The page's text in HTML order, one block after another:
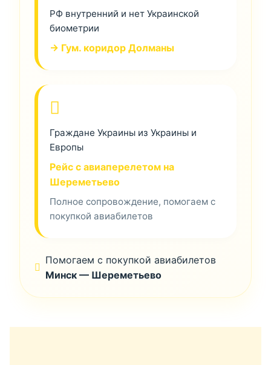
РФ внутренний и нет Украинской
биометрии
→ Гум. коридор Долманы
Граждане Украины из Украины и
Европы
Рейс с авиаперелетом на
Шереметьево
Полное сопровождение, помогаем с
покупкой авиабилетов
Помогаем с покупкой авиабилетов
Минск — Шереметьево